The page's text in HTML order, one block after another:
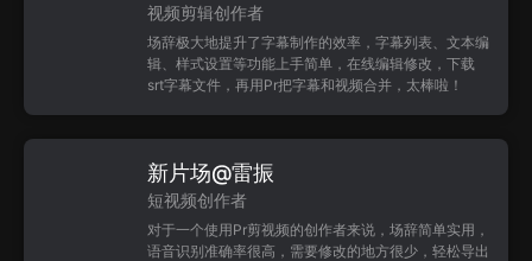
视频剪辑创作者
场辞极大地提升了字幕制作的效率，字幕列表、文本编
辑、样式设置等功能上手简单，在线编辑修改，下载
srt字幕文件，再用Pr把字幕和视频合并，太棒啦！
新片场@雷振
短视频创作者
对于一个使用Pr剪视频的创作者来说，场辞简单实用，
语音识别准确率很高，需要修改的地方很少，轻松导出